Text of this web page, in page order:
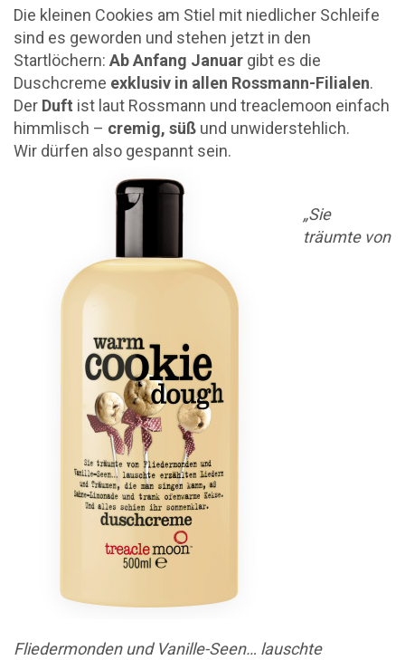
Die kleinen Cookies am Stiel mit niedlicher Schleife
sind es geworden und stehen jetzt in den
Startlöchern: Ab Anfang Januar gibt es die
Duschcreme exklusiv in allen Rossmann-Filialen.
Der Duft ist laut Rossmann und treaclemoon einfach
himmlisch – cremig, süß und unwiderstehlich.
Wir dürfen also gespannt sein.
„Sie
träumte von
Fliedermonden und Vanille-Seen… lauschte